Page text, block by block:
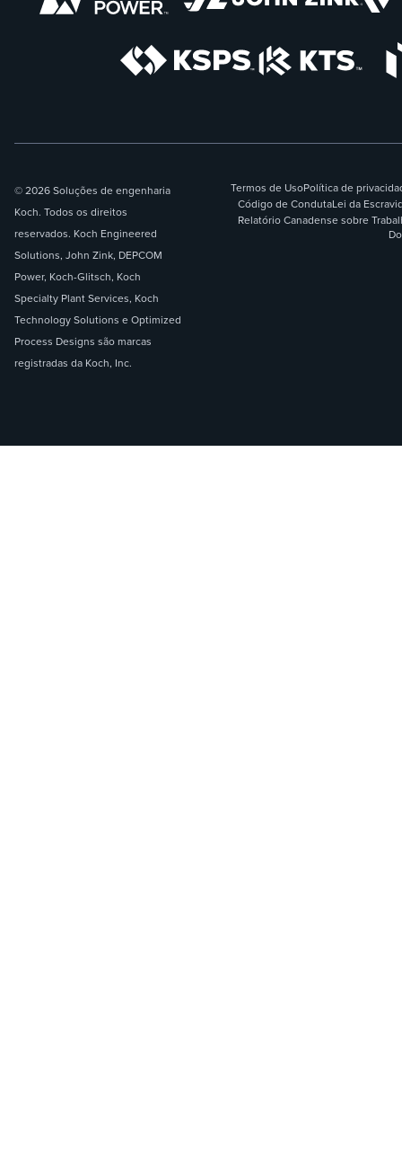
© 2026 Soluções de engenharia
Koch. Todos os direitos
reservados. Koch Engineered
Solutions, John Zink, DEPCOM
Power, Koch-Glitsch, Koch
Specialty Plant Services, Koch
Technology Solutions e Optimized
Process Designs são marcas
registradas da Koch, Inc.
Termos de UsoPolítica de
Código de CondutaLei da
Relatório Canadense sobre